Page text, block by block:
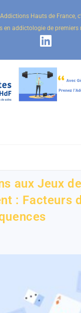
Hauts de France,
en addictologie de premiers
aux Jeux
: Facteurs